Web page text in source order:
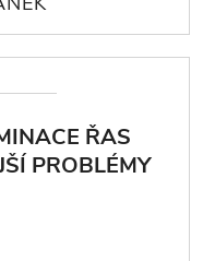
ŘAS
PROBLÉMY